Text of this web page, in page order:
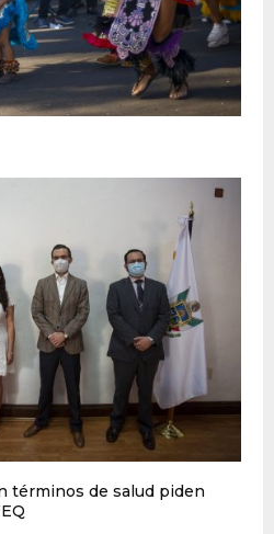
términos de salud piden